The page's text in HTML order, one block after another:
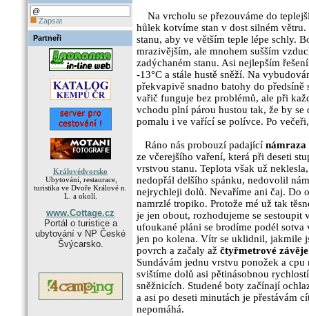
Zapsat
Partneři
Královédvorsko
Ubytování, restaurace,
turistika ve Dvoře Králové n.
L. a okolí.
www.Cottage.cz
Portál o turistice a
ubytování v NP České
Švýcarsko.
Na vrcholu se přezouváme do
hůlek kotvíme stan v dost silném
stanu, aby ve větším teple lépe schly.
mrazivějším, ale mnohem sušším
zadýchaném stanu. Asi nejlepším
-13°C a stále hustě sněží. Na
překvapivě snadno batohy do
vařič funguje bez problémů, ale při
vchodu plní párou hustou tak, že by
pomalu i ve vařící se polívce. Po
Ráno nás probouzí padající námraza
ze včerejšího vaření, která při deseti
vrstvou stanu. Teplota však už
nedopřál delšího spánku, nedovolil
nejrychleji dolů. Nevaříme ani čaj. Do
namrzlé tropiko. Protože mé už tak
je jen obout, rozhodujeme se
ufoukané pláni se brodíme podél
jen po kolena. Vítr se uklidnil, jakmile
povrch a začaly až čtyřmetrové závěje
Sundávám jednu vrstvu ponožek a
svištíme dolů asi pětinásobnou
sněžnicích. Studené boty začínají
a asi po deseti minutách je přestávám
nepomáhá.